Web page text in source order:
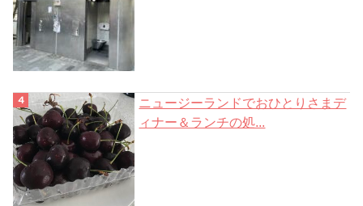
ニュージーランドでおひとりさまデ
ィナー＆ランチの処...